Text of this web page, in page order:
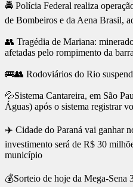
🚔 Polícia Federal realiza
de Bombeiros e da Aena Brasil,
👥 Tragédia de Mariana:
afetadas pelo rompimento da
🚌👥 Rodoviários do Rio
💦Sistema Cantareira, em São
Águas) após o sistema registrar
✈️ Cidade do Paraná vai ganhar
investimento será de R$ 30
município
💰Sorteio de hoje da Mega-Sena